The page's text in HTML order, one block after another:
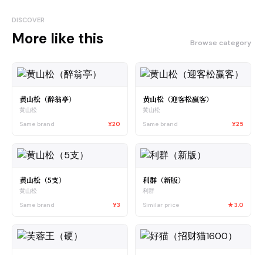
DISCOVER
More like this Browse category
黄山松（醉翁亭）
黄山松
Same brand
¥20
黄山松（迎客松赢客）
黄山松
Same brand
¥25
黄山松（5支）
黄山松
Same brand
¥3
利群（新版）
利群
Similar price
★3.0